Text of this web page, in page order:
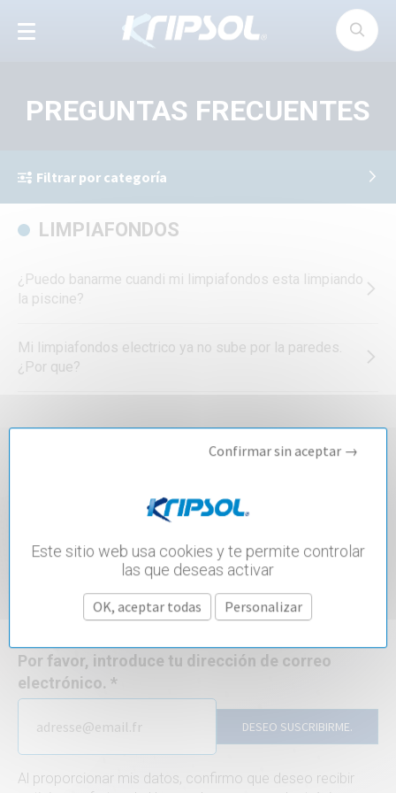
PREGUNTAS FRECUENTES
Filtrar por categoría
LIMPIAFONDOS
¿Puedo banarme cuandi mi limpiafondos esta limpiando
la piscine?
Mi limpiafondos electrico ya no sube por la paredes.
¿Por que?
SUSCRÍBETE A NUESTRA
NEWSLETTER.
mantenimiento y la renovación de tu piscina, ¡Hayward
está aquí para ayudarte con esta newsletter!
Por favor, introduce tu dirección de correo
electrónico.
DESEO SUSCRIBIRME.
Al proporcionar mis datos, confirmo que deseo recibir
Este sitio web usa cookies y te permite controlar
las que deseas activar
OK, aceptar todas
Confirmar sin aceptar →
Personalizar